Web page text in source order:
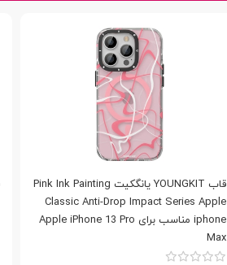
قاب YOUNGKIT یانگکیت Pink Ink Painting
Classic Anti-Drop Impact Series Apple
iphone مناسب برای Apple iPhone 13 Pro
Max